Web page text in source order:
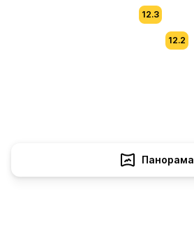
12.2
12.3
Панорама